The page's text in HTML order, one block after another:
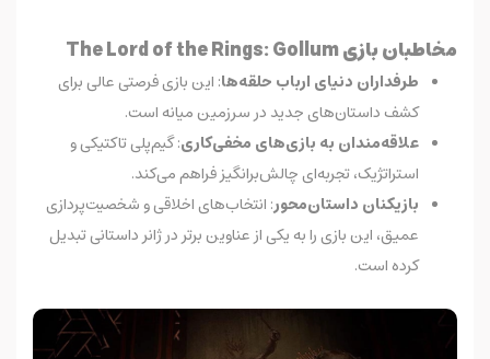
مخاطبان بازی The Lord of the Rings: Gollum
طرفداران دنیای ارباب حلقه‌ها: این بازی فرصتی عالی برای
کشف داستان‌های جدید در سرزمین میانه است.
علاقه‌مندان به بازی‌های مخفی‌کاری: گیم‌پلی تاکتیکی و
استراتژیک، تجربه‌ای چالش‌برانگیز فراهم می‌کند.
بازیکنان داستان‌محور: انتخاب‌های اخلاقی و شخصیت‌پردازی
عمیق، این بازی را به یکی از عناوین برتر در ژانر داستانی تبدیل
کرده است.